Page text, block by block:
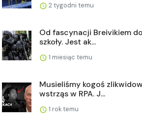
2 tygodni temu
Od fascynacji Breivikiem
szkoły. Jest ak...
1 miesiąc temu
Musieliśmy kogoś
wstrząs w RPA. J...
1 rok temu